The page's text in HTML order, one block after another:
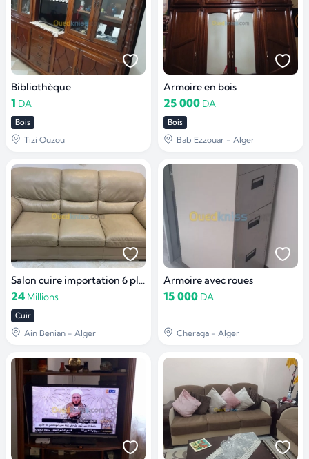
Bibliothèque
1 DA
Bois
Tizi Ouzou
Armoire en bois
25 000 DA
Bois
Bab Ezzouar - Alger
Salon cuire importation 6 places
24 Millions
Cuir
Ain Benian - Alger
Armoire avec roues
15 000 DA
Cheraga - Alger